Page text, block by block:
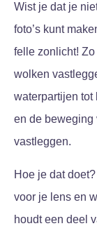
Wist je dat je
foto’s kunt
felle zonlicht!
wolken
waterpartijen tot
en de beweging
vastleggen.
Hoe je dat
voor je lens en
houdt een deel